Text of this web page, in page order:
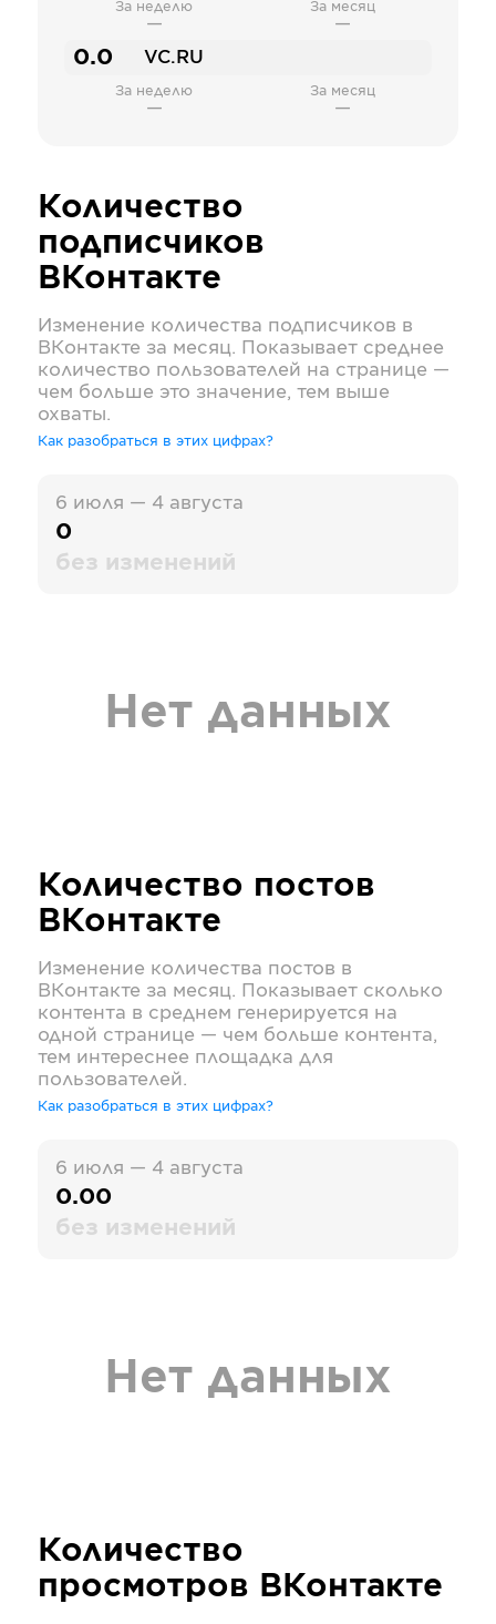
За неделю
—
За месяц
—
0.0 VC.RU
За неделю
—
За месяц
—
Количество
подписчиков
ВКонтакте
Изменение количества подписчиков в
ВКонтакте за месяц. Показывает среднее
количество пользователей на странице —
чем больше это значение, тем выше
охваты.
Как разобраться в этих цифрах?
6 июля — 4 августа
0
без изменений
Нет данных
Количество постов
ВКонтакте
Изменение количества постов в
ВКонтакте за месяц. Показывает сколько
контента в среднем генерируется на
одной странице — чем больше контента,
тем интереснее площадка для
пользователей.
Как разобраться в этих цифрах?
6 июля — 4 августа
0.00
без изменений
Нет данных
Количество
просмотров ВКонтакте